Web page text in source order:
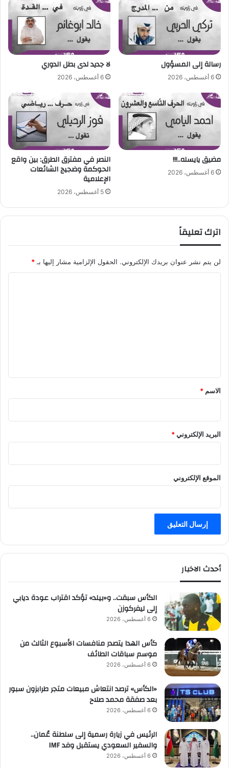
س
س
ت
ص
ا
ا
د
ك
رسالة إلى المسؤول
6 أغسطس، 2026
لا جديد لدى بطل الدوري
6 أغسطس، 2026
مضيق يايسله..!!!
6 أغسطس، 2026
‎النصر في مفترق الطرق: بين واقع
الحوكمة وضجيج الشائعات
الإعلامية
5 أغسطس، 2026
اترك تعليقاً
لن يتم نشر عنوان بريدك الإلكتروني. الحقول الإلزامية مشار إليها بـ*
*
الاسم *
البريد الإلكتروني*
الموقع الإلكتروني
أحدث الاخبار
الكأس سبقت.. و«بيلد» تؤكد اقتراب عودة ديابي
إلى ليفركوزن
6 أغسطس، 2026
كأس الهدا يتصدر منافسات الأسبوع الثالث من
موسم سباقات الطائف
6 أغسطس، 2026
«الكأس» ترصد انتعاش مبيعات متجر طرابزون سبور
بعد صفقة محمد صلاح
6 أغسطس، 2026
الرئيس في زيارة رسمية إلى سلطنة عُمان..
والسفير السعودي يستقبل وفد IMF
6 أغسطس، 2026